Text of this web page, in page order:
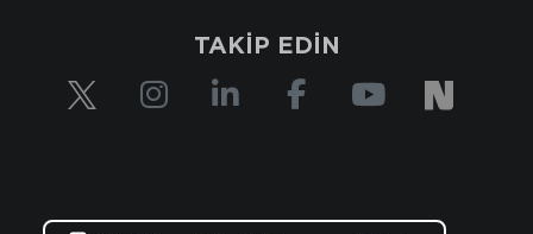
TAKİP EDİN